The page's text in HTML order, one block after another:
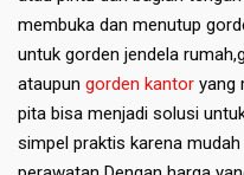
membuka dan menutup
untuk gorden jendela
ataupun gorden kantor yang
pita bisa menjadi solusi
simpel praktis karena